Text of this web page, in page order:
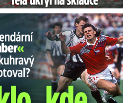
Prasklo, kde dluží miliony!